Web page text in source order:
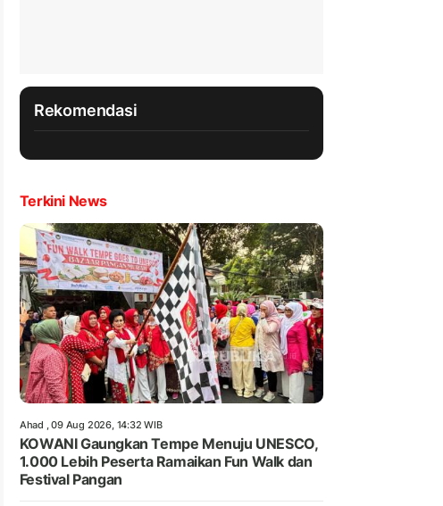
Rekomendasi
Terkini News
Ahad , 09 Aug 2026, 14:32 WIB
KOWANI Gaungkan Tempe Menuju UNESCO,
1.000 Lebih Peserta Ramaikan Fun Walk dan
Festival Pangan